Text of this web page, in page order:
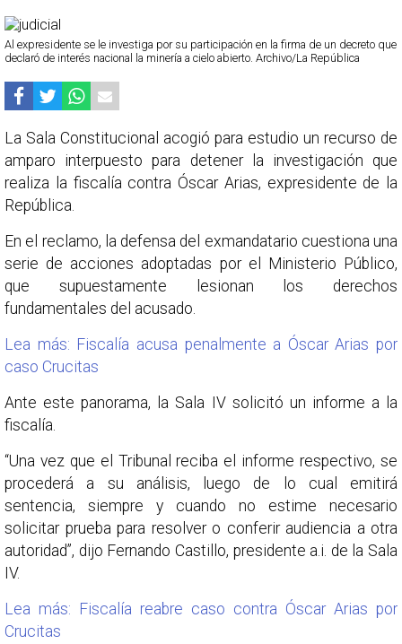
Al expresidente se le investiga por su participación en la firma de un decreto que
declaró de interés nacional la minería a cielo abierto. Archivo/La República
La Sala Constitucional acogió para estudio un recurso de
amparo interpuesto para detener la investigación que
realiza la fiscalía contra Óscar Arias, expresidente de la
República.
En el reclamo, la defensa del exmandatario cuestiona una
serie de acciones adoptadas por el Ministerio Público,
que supuestamente lesionan los derechos
fundamentales del acusado.
Lea más: Fiscalía acusa penalmente a Óscar Arias por
caso Crucitas
Ante este panorama, la Sala IV solicitó un informe a la
fiscalía.
“Una vez que el Tribunal reciba el informe respectivo, se
procederá a su análisis, luego de lo cual emitirá
sentencia, siempre y cuando no estime necesario
solicitar prueba para resolver o conferir audiencia a otra
autoridad”, dijo Fernando Castillo, presidente a.i. de la Sala
IV.
Lea más: Fiscalía reabre caso contra Óscar Arias por
Crucitas